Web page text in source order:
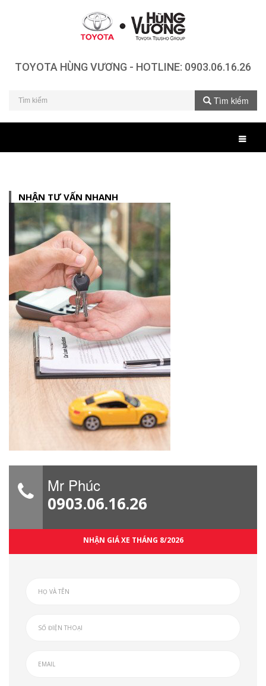
TOYOTA HÙNG VƯƠNG - HOTLINE: 0903.06.16.26
Tìm kiếm
NHẬN TƯ VẤN NHANH
Mr Phúc
0903.06.16.26
NHẬN GIÁ XE THÁNG 8/2026